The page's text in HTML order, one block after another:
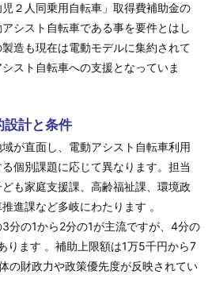
２人同乗用自転車」取得費補助金の
シスト自転車である事を要件とはし
造も現在は電動モデルに集約されて
スト自転車への支援となっていま
計と条件
が直面し、電動アシスト自転車利用
個別課題に応じて異なります。担当
も家庭支援課、高齢福祉課、環境政
進課など多岐にわたります 。
分の1から2分の1が主流ですが、4分の
ります 。補助上限額は1万5千円から7
の財政力や政策優先度が反映されてい